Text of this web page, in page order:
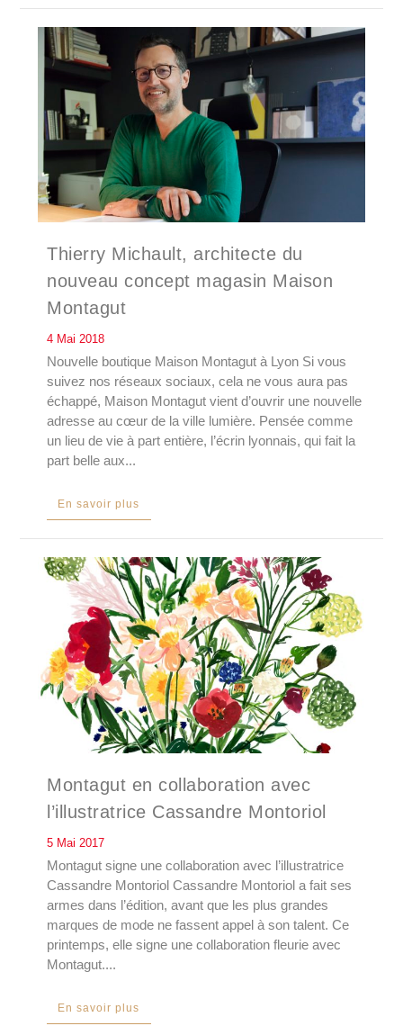
Thierry Michault, architecte du
nouveau concept magasin Maison
Montagut
4 Mai 2018
Nouvelle boutique Maison Montagut à Lyon Si vous
suivez nos réseaux sociaux, cela ne vous aura pas
échappé, Maison Montagut vient d’ouvrir une nouvelle
adresse au cœur de la ville lumière. Pensée comme
un lieu de vie à part entière, l’écrin lyonnais, qui fait la
part belle aux...
En savoir plus
Montagut en collaboration avec
l’illustratrice Cassandre Montoriol
5 Mai 2017
Montagut signe une collaboration avec l’illustratrice
Cassandre Montoriol Cassandre Montoriol a fait ses
armes dans l’édition, avant que les plus grandes
marques de mode ne fassent appel à son talent. Ce
printemps, elle signe une collaboration fleurie avec
Montagut....
En savoir plus